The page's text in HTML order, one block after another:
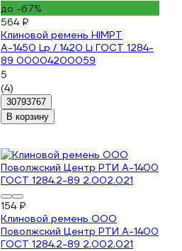
до -67%
564 ₽
Клиновой ремень HIMPT
А-1450 Lp / 1420 Li ГОСТ 1284-
89 00004200059
5
(4)
30793767
В корзину
154 ₽
Клиновой ремень ООО
Поволжский Центр РТИ А-1400
ГОСТ 1284.2-89 2.002.021